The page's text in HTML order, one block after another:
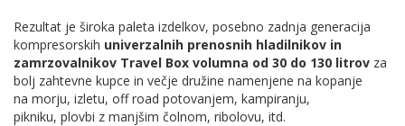
Rezultat je široka paleta izdelkov, posebno zadnja generacija
kompresorskih univerzalnih prenosnih hladilnikov in
zamrzovalnikov Travel Box volumna od 30 do 130 litrov za
bolj zahtevne kupce in večje družine namenjene na kopanje
na morju, izletu, off road potovanjem, kampiranju,
pikniku, plovbi z manjšim čolnom, ribolovu, itd.